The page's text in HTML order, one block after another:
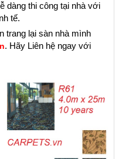
dàng thi công tại nhà với
tế.
trang lại sàn nhà mình
. Hãy Liên hệ ngay với